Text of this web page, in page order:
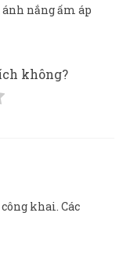
nắng ấm áp
không?
khai. Các